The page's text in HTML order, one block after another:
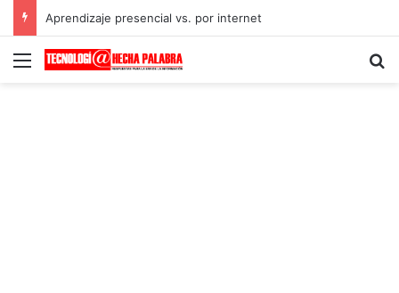
Aprendizaje presencial vs. por internet
Menú